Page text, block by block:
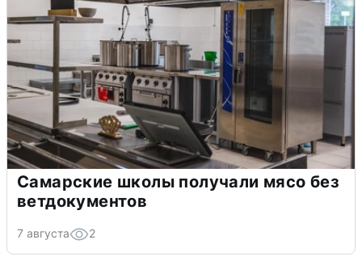
Самарские школы получали мясо без
ветдокументов
7 августа 2